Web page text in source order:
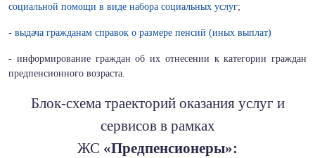
социальной помощи в виде набора социальных услуг;
- выдача гражданам справок о размере пенсий (иных выплат)
- информирование граждан об их отнесении к категории граждан
предпенсионного возраста.
Блок-схема траекторий оказания услуг и
сервисов в рамках
ЖС «Предпенсионеры»: